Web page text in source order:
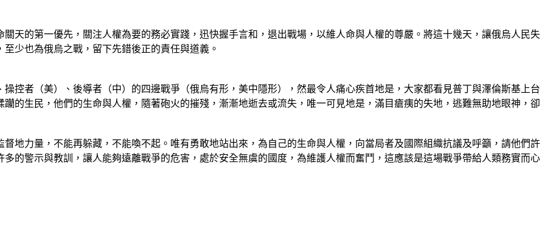
天的第一優先，關注人權為要的務必實踐，迅快握手言和，退出戰場，以維人命與人權的尊嚴。將這十幾天，讓俄烏人民失
少也為俄烏之戰，留下先錯後正的責任與道義。
控者（美）、後導者（中）的四邊戰爭（俄烏有形，美中隱形），然最令人痛心疾首地是，大家都看見普丁與澤倫斯基上台
的生民，他們的生命與人權，隨著砲火的摧殘，漸漸地逝去或流失，唯一可見地是，滿目瘡痍的失地，逃難無助地眼神，卻
地力量，不能再躲藏，不能喚不起。唯有勇敢地站出來，為自己的生命與人權，向當局者及國際組織抗議及呼籲，請他們許
的警示與教訓，讓人能夠遠離戰爭的危害，處於安全無虞的國度，為維護人權而奮鬥，這應該是這場戰爭帶給人類務實而心